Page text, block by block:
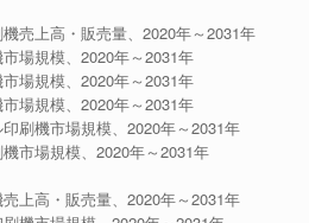
上高・販売量、2020年～2031年
場規模、2020年～2031年
場規模、2020年～2031年
場規模、2020年～2031年
機市場規模、2020年～2031年
場規模、2020年～2031年
高・販売量、2020年～2031年